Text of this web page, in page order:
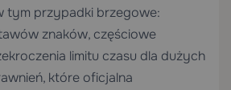
tym przypadki brzegowe:
znaków, częściowe
limitu czasu dla dużych
które oficjalna